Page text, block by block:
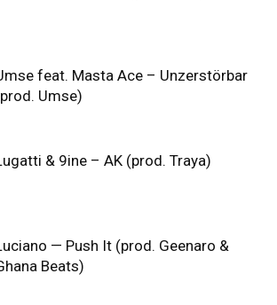
feat. Masta Ace – Unzerstörbar
Umse)
& 9ine – AK (prod. Traya)
— Push It (prod. Geenaro &
Beats)